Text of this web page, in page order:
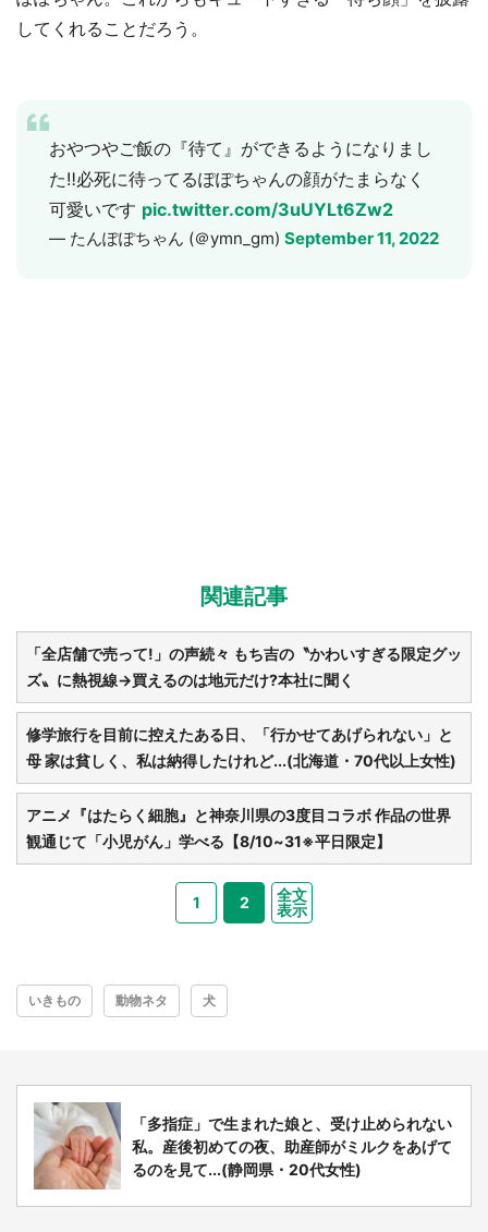
してくれることだろう。
おやつやご飯の『待て』ができるようになりまし
た‼️必死に待ってるぽぽちゃんの顔がたまらなく
可愛いです pic.twitter.com/3uUYLt6Zw2
— たんぽぽちゃん (＠ymn_gm) September 11, 2022
関連記事
「全店舗で売って!」の声続々 もち吉の〝かわいすぎる限定グッ
ズ〟に熱視線→買えるのは地元だけ?本社に聞く
修学旅行を目前に控えたある日、「行かせてあげられない」と
母 家は貧しく、私は納得したけれど...(北海道・70代以上女性)
アニメ『はたらく細胞』と神奈川県の3度目コラボ 作品の世界
観通じて「小児がん」学べる【8/10~31※平日限定】
1 2
全文
表示
いきもの 動物ネタ 犬
「多指症」で生まれた娘と、受け止められない
私。産後初めての夜、助産師がミルクをあげて
るのを見て...(静岡県・20代女性)